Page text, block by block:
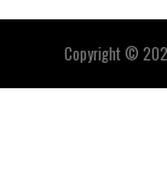
Copyright ©